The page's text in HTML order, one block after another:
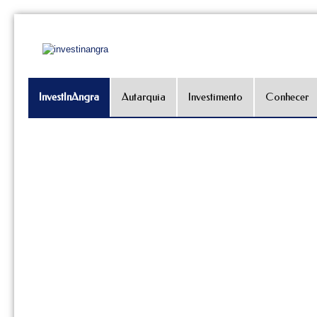
InvestInAngra Autarquia Investimento Conhecer